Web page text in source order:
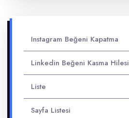
Instagram Beğeni Kapatma
Linkedin Beğeni Kasma Hilesi
Liste
Sayfa Listesi